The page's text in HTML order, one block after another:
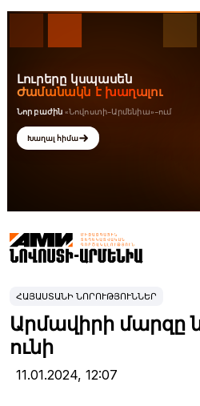
ՀԱՅԱՍՏԱՆԻ ՆՈՐՈՒԹՅՈՒՆՆԵՐ
Արմավիրի մարզը
ունի
11.01.2024, 12:07